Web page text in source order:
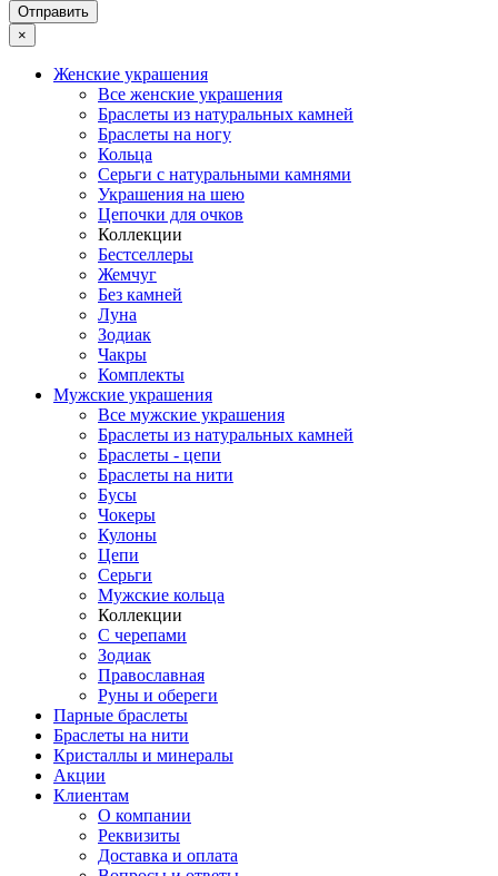
×
Женские украшения
Все женские украшения
Браслеты из натуральных камней
Браслеты на ногу
Кольца
Серьги с натуральными камнями
Украшения на шею
Цепочки для очков
Коллекции
Бестселлеры
Жемчуг
Без камней
Луна
Зодиак
Чакры
Комплекты
Мужские украшения
Все мужские украшения
Браслеты из натуральных камней
Браслеты - цепи
Браслеты на нити
Бусы
Чокеры
Кулоны
Цепи
Серьги
Мужские кольца
Коллекции
С черепами
Зодиак
Православная
Руны и обереги
Парные браслеты
Браслеты на нити
Кристаллы и минералы
Акции
Клиентам
О компании
Реквизиты
Доставка и оплата